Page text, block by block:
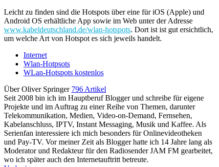
Leicht zu finden sind die Hotspots über eine für iOS (Apple) und
Android OS erhältliche App sowie im Web unter der Adresse
www.kabeldeutschland.de/wlan-hotspots. Dort ist ist gut ersichtlich,
um welche Art von Hotspot es sich jeweils handelt.
Internet
Wlan-Hotpsots
WLan-Hotspots kostenlos
Über Oliver Springer 796 Artikel
Seit 2008 bin ich im Hauptberuf Blogger und schreibe für eigene
Projekte und im Auftrag zu einer Reihe von Themen, darunter
Telekommunikation, Medien, Video-on-Demand, Fernsehen,
Kabelanschluss, IPTV, Instant Messaging, Musik und Kaffee. Als
Serienfan interessiere ich mich besonders für Onlinevideotheken
und Pay-TV. Vor meiner Zeit als Blogger hatte ich 14 Jahre lang als
Moderator und Redakteur für den Radiosender JAM FM gearbeitet,
wo ich später auch den Internetauftritt betreute.